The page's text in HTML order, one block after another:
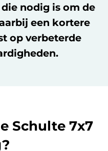
nodig is om de
een kortere
op verbeterde
Schulte 7x7